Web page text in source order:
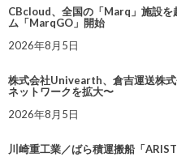
CBcloud、全国の「Marq」施設を
ム「MarqGO」開始
2026年8月5日
株式会社Univearth、倉吉運送株
ネットワークを拡大〜
2026年8月5日
川崎重工業／ばら積運搬船「